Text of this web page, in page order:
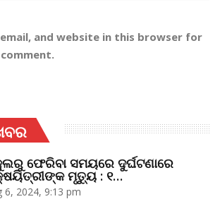
email, and website in this browser for
ଫେରିବା ସମୟରେ ଦୁର୍ଘଟଣାରେ
ମୃତ୍ୟୁ : ୧…
6, 2024, 9:13 pm